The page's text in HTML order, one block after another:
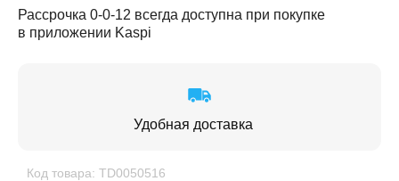
к выбору
Рассрочка 0-0-12 всегда доступна при покупке
в приложении Kaspi
Удобная доставка
Код товара: TD0050516